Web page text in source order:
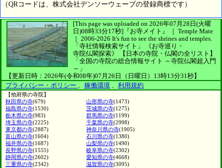
（QRコードは、株式会社デンソーウェーブの登録商標です）
[This page was uploaded on 2026年07月28日(火曜
日)08時33分17秒] 『お寺メイト』 ｜ Temple Mate
｜ 2006-2026 It's fun to see the shrines and temples.
「寺社情報検索サイト」
《お寺巡り・
寺院仏閣探索》
【日本の寺院・仏閣の全リスト】
「全国の寺院の総合情報サイト ～寺院仏閣超入門
～」
【更新日時：2026年(令和08年)07月26日（日曜日）13時13分31秒】
プライバシー・ポリシー 、 稼働環境 、 利用規約
【他府県の寺院】
秋田県の寺(679) 山形県の寺(1473)
福島県の寺(1530) 茨城県の寺(1275)
栃木県の寺(983) 群馬県の寺(1199)
埼玉県の寺(2225) 千葉県の寺(2998)
東京都の寺(2887) 神奈川県の寺(1905)
富山県の寺(1604) 石川県の寺(1380)
福井県の寺(1687) 山梨県の寺(1490)
長野県の寺(1555) 岐阜県の寺(2302)
静岡県の寺(2602) 愛知県の寺(4668)
三重県の寺(2342) 滋賀県の寺(3095)